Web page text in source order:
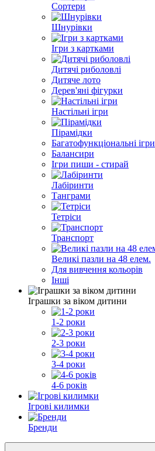
Сортери
Шнурівки
Ігри з картками
Дитячі риболовлі
Дитяче лото
Дерев'яні фігурки
Настільні ігри
Пірамідки
Багатофункціональні ігри
Балансири
Ігри пиши - стирай
Лабіринти
Танграми
Тетріси
Транспорт
Великі пазли на 48 елем.
Для вивчення кольорів
Інші
Іграшки за віком дитини
1-2 роки
2-3 роки
3-4 роки
4-6 років
Ігрові килимки
Бренди